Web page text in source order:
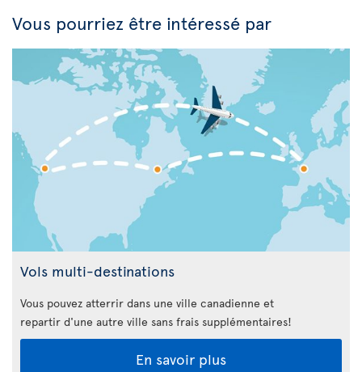
Vous pourriez être intéressé par
Vols multi-destinations
Vous pouvez atterrir dans une ville canadienne et
repartir d'une autre ville sans frais supplémentaires!
En savoir plus